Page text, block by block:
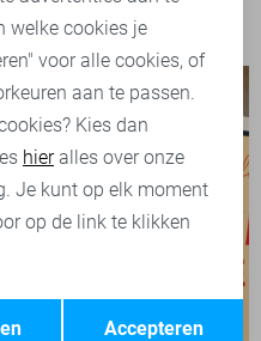
30,00 59,99
Opslaan
welke cookies je
voor alle cookies, of
aan te passen.
Kies dan
hieralles over onze
Je kunt op elk moment
op de link te klikken
Accepteren